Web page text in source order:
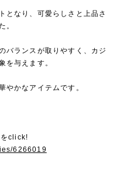
となり、可愛らしさと上品さ
。
バランスが取りやすく、カジ
を与えます。
やかなアイテムです。
click!
6266019